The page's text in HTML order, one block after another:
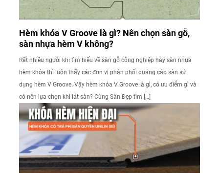
Hèm khóa V Groove là gì? Nên chọn sàn gỗ,
sàn nhựa hèm V không?
Rất nhiều người khi tìm hiểu về sàn gỗ công nghiệp hay sàn nhựa
hèm khóa thì luôn thấy các đơn vị phân phối quảng cáo sàn sử
dụng hèm V Groove. Vậy hèm khóa V Groove là gì, có ưu điểm gì và
có nên lựa chọn khi lát sàn? Cùng Sàn Đẹp tìm […]